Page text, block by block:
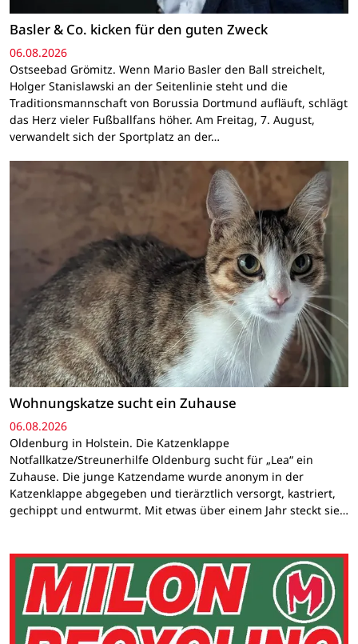
Basler & Co. kicken für den guten Zweck
06.08.2026
Ostseebad Grömitz. Wenn Mario Basler den Ball streichelt,
Holger Stanislawski an der Seitenlinie steht und die
Traditionsmannschaft von Borussia Dortmund aufläuft, schlägt
das Herz vieler Fußballfans höher. Am Freitag, 7. August,
verwandelt sich der Sportplatz an der…
Wohnungskatze sucht ein Zuhause
06.08.2026
Oldenburg in Holstein. Die Katzenklappe
Notfallkatze/Streunerhilfe Oldenburg sucht für „Lea“ ein
Zuhause. Die junge Katzendame wurde anonym in der
Katzenklappe abgegeben und tierärztlich versorgt, kastriert,
gechippt und entwurmt. Mit etwas über einem Jahr steckt sie…